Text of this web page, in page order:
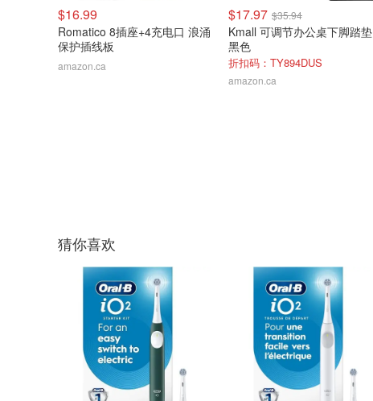
$16.99
Romatico 8插座+4充电口 浪涌
保护插线板
amazon.ca
$17.97 $35.94
Kmall 可调节办公桌下脚踏垫
黑色
折扣码：TY894DUS
amazon.ca
猜你喜欢